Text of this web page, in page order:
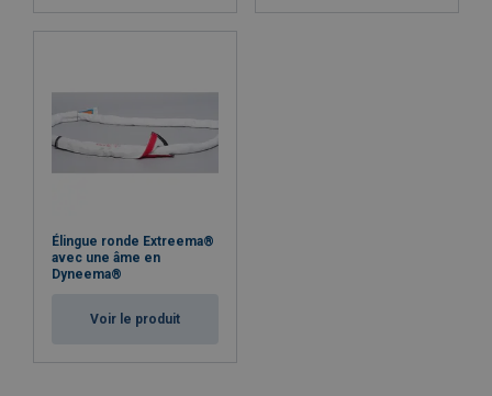
Élingue ronde Extreema®
avec une âme en
Dyneema®
Voir le produit